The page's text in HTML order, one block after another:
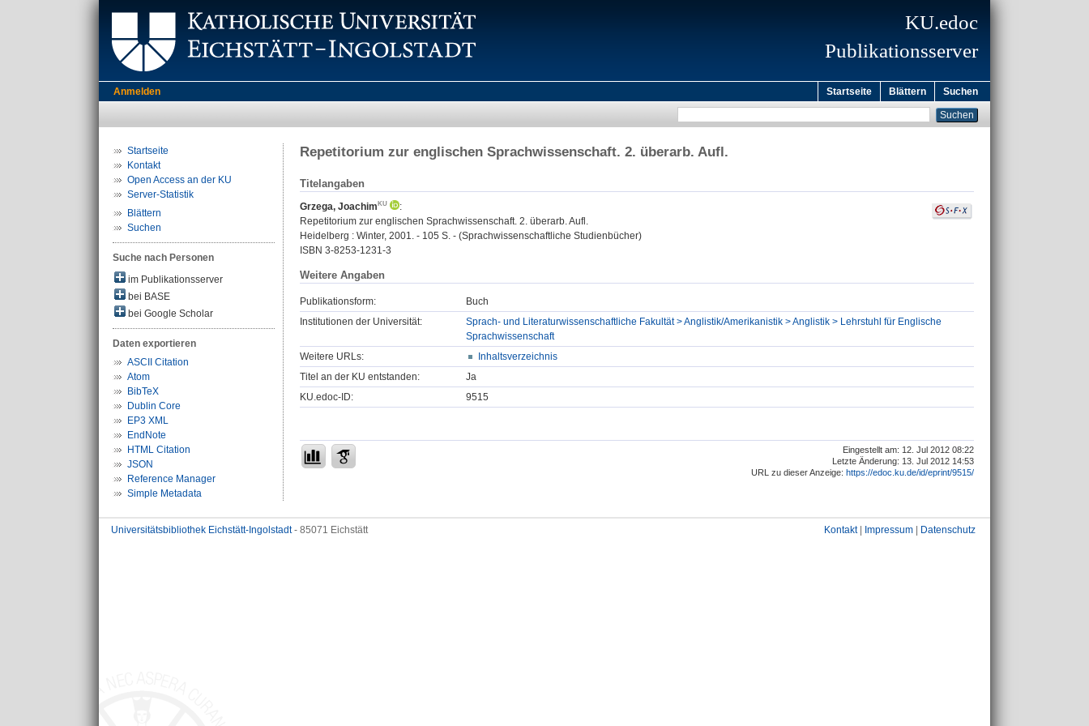
KU.edoc
Publikationsserver
Anmelden Startseite Blättern Suchen
Startseite
Kontakt
Open Access an der KU
Server-Statistik
Blättern
Suchen
Suche nach Personen
im Publikationsserver
bei BASE
bei Google Scholar
Daten exportieren
ASCII Citation
Atom
BibTeX
Dublin Core
EP3 XML
EndNote
HTML Citation
JSON
Reference Manager
Simple Metadata
Repetitorium zur englischen Sprachwissenschaft. 2. überarb. Aufl.
Titelangaben
Grzega, Joachim
:
Repetitorium zur englischen Sprachwissenschaft. 2. überarb. Aufl.
Heidelberg : Winter, 2001. - 105 S. - (Sprachwissenschaftliche Studienbücher)
ISBN 3-8253-1231-3
Weitere Angaben
Publikationsform:
Buch
Institutionen der Universität:
Sprach- und Literaturwissenschaftliche Fakultät > Anglistik/Amerikanistik > Anglistik > Lehrstuhl für Englische
Sprachwissenschaft
Weitere URLs:
Inhaltsverzeichnis
Titel an der KU entstanden:
Ja
KU.edoc-ID:
9515
Eingestellt am: 12. Jul 2012 08:22
Letzte Änderung: 13. Jul 2012 14:53
URL zu dieser Anzeige: https://edoc.ku.de/id/eprint/9515/
Universitätsbibliothek Eichstätt-Ingolstadt- 85071 Eichstätt Kontakt| Impressum Datenschutz